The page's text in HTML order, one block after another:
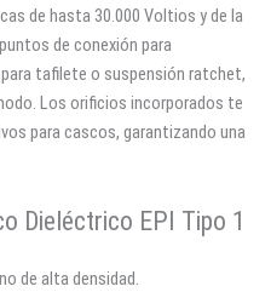
de hasta 30.000 Voltios y de la
de conexión para
tafilete o suspensión ratchet,
Los orificios incorporados te
para cascos, garantizando una
Dieléctrico EPI Tipo 1
de alta densidad.